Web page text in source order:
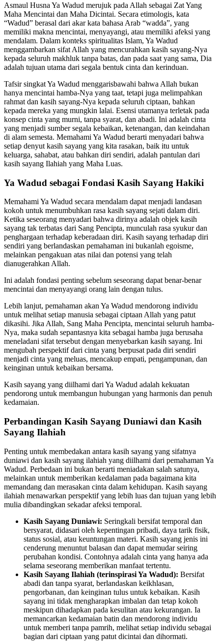
Asmaul Husna Ya Wadud merujuk pada Allah sebagai Zat Yang
Maha Mencintai dan Maha Dicintai. Secara etimologis, kata
“Wadud” berasal dari akar kata bahasa Arab “wadda”, yang
memiliki makna mencintai, menyayangi, atau memiliki afeksi yang
mendalam. Dalam konteks spiritualitas Islam, Ya Wadud
menggambarkan sifat Allah yang mencurahkan kasih sayang-Nya
kepada seluruh makhluk tanpa batas, dan pada saat yang sama, Dia
adalah tujuan utama dari segala bentuk cinta dan kerinduan.
Tafsir singkat Ya Wadud menggarisbawahi bahwa Allah bukan
hanya mencintai hamba-Nya yang taat, tetapi juga melimpahkan
rahmat dan kasih sayang-Nya kepada seluruh ciptaan, bahkan
kepada mereka yang mungkin lalai. Esensi utamanya terletak pada
konsep cinta yang murni, tanpa syarat, dan abadi. Ini adalah cinta
yang menjadi sumber segala kebaikan, ketenangan, dan keindahan
di alam semesta. Memahami Ya Wadud berarti menyadari bahwa
setiap denyut kasih sayang yang kita rasakan, baik itu untuk
keluarga, sahabat, atau bahkan diri sendiri, adalah pantulan dari
kasih sayang Ilahiah yang Maha Luas.
Ya Wadud sebagai Fondasi Kasih Sayang Hakiki
Memahami Ya Wadud secara mendalam dapat menjadi landasan
kokoh untuk menumbuhkan rasa kasih sayang sejati dalam diri.
Ketika seseorang menyadari bahwa dirinya adalah objek kasih
sayang tak terbatas dari Sang Pencipta, munculah rasa syukur dan
penghargaan terhadap keberadaan diri. Kasih sayang terhadap diri
sendiri yang berlandaskan pemahaman ini bukanlah egoisme,
melainkan pengakuan atas nilai dan potensi yang telah
dianugerahkan Allah.
Ini adalah fondasi penting sebelum seseorang dapat benar-benar
mencintai dan menyayangi orang lain dengan tulus.
Lebih lanjut, pemahaman akan Ya Wadud mendorong individu
untuk melihat setiap manusia sebagai ciptaan Allah yang patut
dikasihi. Jika Allah, Sang Maha Pencipta, mencintai seluruh hamba-
Nya, maka sudah sepantasnya kita sebagai hamba juga berusaha
meneladani sifat tersebut dengan menyebarkan kasih sayang. Ini
mengubah perspektif dari cinta yang berpusat pada diri sendiri
menjadi cinta yang meluas, mencakup empati, pengampunan, dan
keinginan untuk kebaikan bersama.
Kasih sayang yang diilhami dari Ya Wadud adalah kekuatan
pendorong untuk membangun hubungan yang harmonis dan penuh
kedamaian.
Perbandingan Kasih Sayang Duniawi dan Kasih
Sayang Ilahiah
Penting untuk membedakan antara kasih sayang yang sifatnya
duniawi dan kasih sayang ilahiah yang diilhami dari pemahaman Ya
Wadud. Perbedaan ini bukan berarti meniadakan salah satunya,
melainkan untuk memberikan kedalaman pada bagaimana kita
memandang dan merasakan cinta dalam kehidupan. Kasih sayang
ilahiah menawarkan perspektif yang lebih luas dan tujuan yang lebih
mulia dibandingkan sekadar afeksi temporal.
Kasih Sayang Duniawi: Seringkali bersifat temporal dan
bersyarat, didasari oleh kepentingan pribadi, daya tarik fisik,
status sosial, atau keuntungan materi. Kasih sayang jenis ini
cenderung menuntut balasan dan dapat memudar seiring
perubahan kondisi. Contohnya adalah cinta yang hanya ada
selama seseorang memberikan manfaat tertentu.
Kasih Sayang Ilahiah (terinspirasi Ya Wadud): Bersifat
abadi dan tanpa syarat, berlandaskan keikhlasan,
pengorbanan, dan keinginan tulus untuk kebaikan. Kasih
sayang ini tidak mengharapkan imbalan dan tetap kokoh
meskipun dihadapkan pada kesulitan atau kekurangan. Ia
memancarkan kedamaian batin dan mendorong individu
untuk memberi tanpa pamrih, melihat setiap individu sebagai
bagian dari ciptaan yang patut dicintai dan dihormati.